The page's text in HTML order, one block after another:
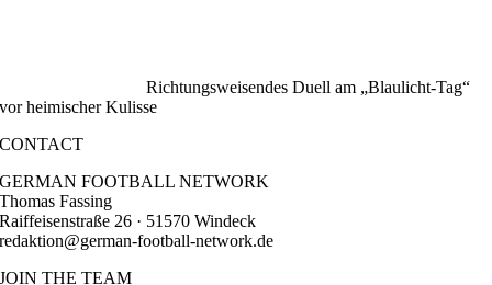
Richtungsweisendes Duell am „Blaulicht-Tag“
vor heimischer Kulisse
CONTACT
GERMAN FOOTBALL NETWORK
Thomas Fassing
Raiffeisenstraße 26 · 51570 Windeck
redaktion@german-football-network.de
JOIN THE TEAM